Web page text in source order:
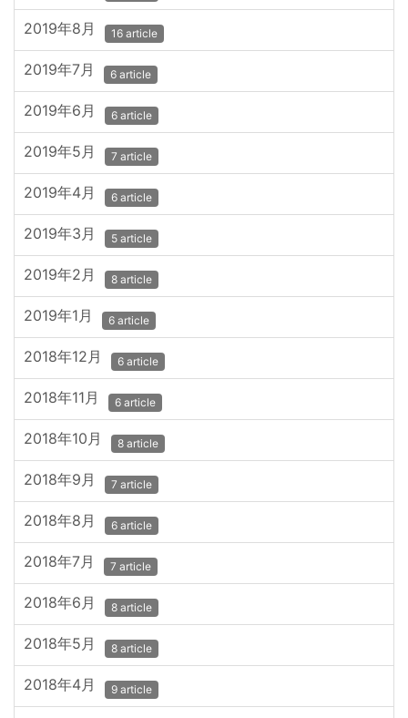
2019年8月 16 article
2019年7月 6 article
2019年6月 6 article
2019年5月 7 article
2019年4月 6 article
2019年3月 5 article
2019年2月 8 article
2019年1月 6 article
2018年12月 6 article
2018年11月 6 article
2018年10月 8 article
2018年9月 7 article
2018年8月 6 article
2018年7月 7 article
2018年6月 8 article
2018年5月 8 article
2018年4月 9 article